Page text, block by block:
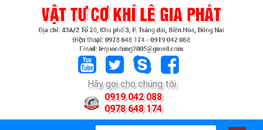
Hãy gọi cho chúng tôi
0919 042 088
0978 648 174
PHẨM